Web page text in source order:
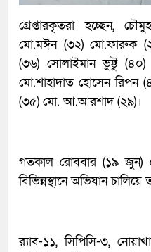
গ্রেপ্তারকৃতরা হচ্ছেন,
মো.মঈন (৩২) মো.ফারুক
(৩৬) সোলাইমান ভুট্টু
মো.শাহাদাত হোসেন রিপন
(৩৫) মো. আ.আরশাদ (২৯)।
গতকাল রোববার (১৯ জুন)
বিভিন্নস্থানে অভিযান চালিয়ে
র‌্যাব-১১, সিপিসি-৩,